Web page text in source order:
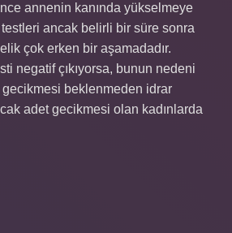
annenin kanında yükselmeye
ancak belirli bir süre sonra
çok erken bir aşamadadır.
negatif çıkıyorsa, bunun nedeni
beklenmeden idrar
adet gecikmesi olan kadınlarda